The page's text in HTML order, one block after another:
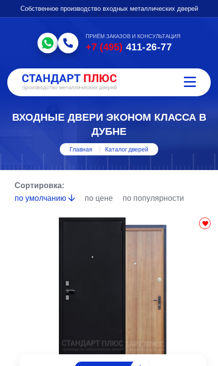
Собственное производство входных металлических дверей
ПРИЁМ ЗАКАЗОВ И КОНСУЛЬТАЦИЯ
+7 (495) 411-26-77
ВХОДНЫЕ ДВЕРИ ЭКОНОМ КЛАССА В
ДУБНЕ
Главная Каталог дверей
Сортировка:
по умолчанию
по цене по популярности